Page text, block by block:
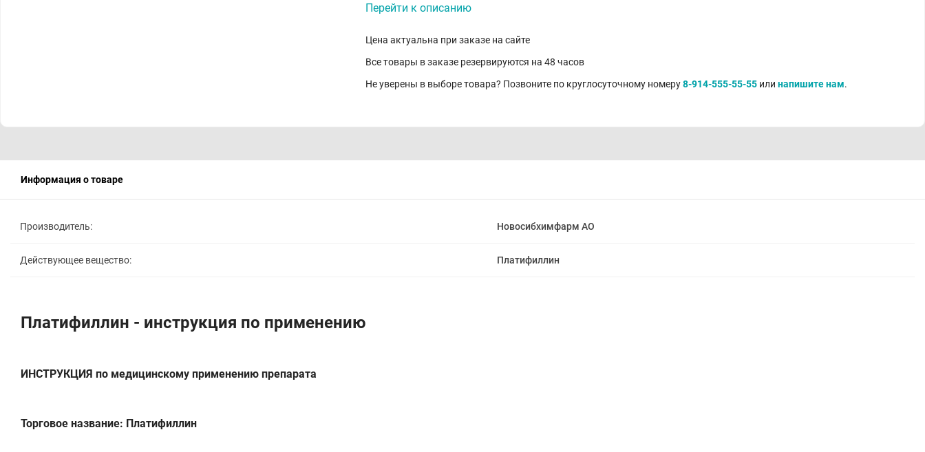
Перейти к описанию
Цена актуальна при заказе на сайте
Все товары в заказе резервируются на 48 часов
Не уверены в выборе товара? Позвоните по круглосуточному номеру8-914-555-55-55 или напишите нам.
Информация о товаре
Производитель: Новосибхимфарм АО
Действующее вещество: Платифиллин
Платифиллин - инструкция по применению
ИНСТРУКЦИЯ по медицинскому применению препарата
Торговое название: Платифиллин